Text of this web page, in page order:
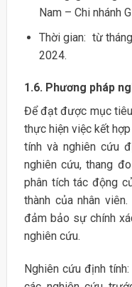
Nam – Chi nhánh
Thời gian: từ
2024.
1.6. Phương pháp
Để đạt được mục
thực hiện việc kết
tính và nghiên cứu
nghiên cứu, thang
phân tích tác động
thành của nhân
đảm bảo sự chính
nghiên cứu.
Nghiên cứu định